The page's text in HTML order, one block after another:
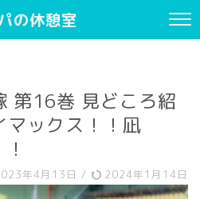
の休憩室
第16巻 見どころ紹
マックス！！凪
年4月13日 / 2024年1月14日